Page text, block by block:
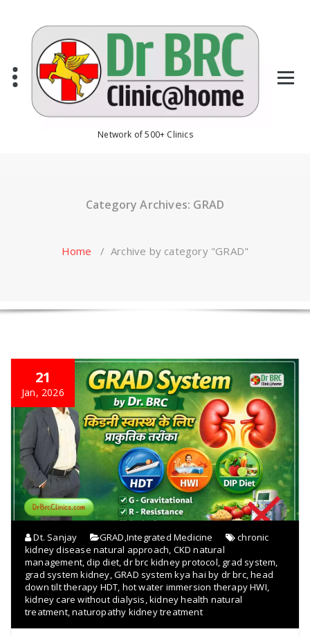
content
Network of 500+ Clinics
Category Archives: GRAD
Home / Archive by category "GRAD"
21
Jan, 2026
Dt. Sanjay GRAD,Integrated Medicine
chronic
kidney disease natural approach, CKD natural
management,dip diet,dr brc kidney protocol, grad system,
grad system kidney,GRAD system kya hai by dr brc,head
down tilt therapy HDT, hot water immersion therapy HWI,
kidney care without dialysis,kidney health natural
treatment,naturopathy kidney treatment